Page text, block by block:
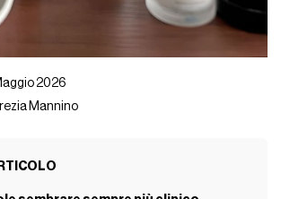
2026
Mannino